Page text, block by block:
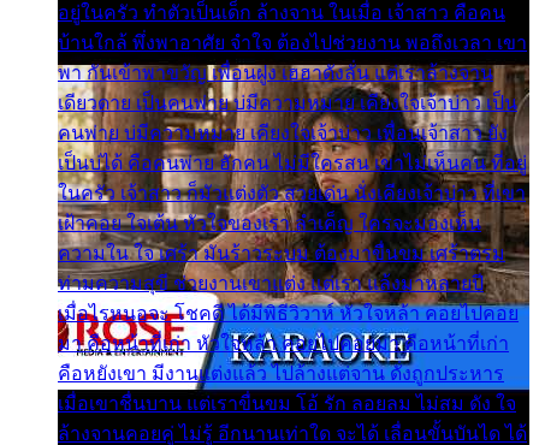
อยู่ในครัว ทำตัวเป็นเด็ก ล้างจาน ในเมื่อ เจ้าสาว คือคน
บ้านใกล้ พึ่งพาอาศัย จำใจ ต้องไปช่วยงาน พอถึงเวลา เขา
พา กันเข้าพาขวัญ เพื่อนฝูง เฮฮาดังลั่น แต่เราล้างจาน
เดียวดาย เป็นคนพ่าย บ่มีความหมาย เคียงใจเจ้าบ่าว เป็น
คนพ่าย บ่มีความหมาย เคียงใจเจ้าบ่าว เพื่อนเจ้าสาว ยัง
เป็นบ่ได้ คือคนพ่าย ฮักคน ไม่มีใครสน เขาไม่เห็นคน ที่อยู่
ในครัว เจ้าสาว ก็มัวแต่งตัว สวยเด่น นั่งเคียงเจ้าบ่าว ที่เขา
เฝ้าคอย ใจเต้น หัวใจของเรา ลำเค็ญ ใครจะมองเห็น
ความใน ใจ เศร้า มันร้าวระบม ต้องมาขื่นขม เศร้าตรม
ท่ามความสุขี ช่วยงานเขาแต่ง แต่เรา แล้งมาหลายปี
เมื่อไรหนอจะ โชคดี ได้มีพิธีวิวาห์ หัวใจหล้า คอยไปคอย
มา คือหน้าที่เก่า หัวใจหล้า คอยไปคอยมา คือหน้าที่เก่า
คือหยังเขา มีงานแต่งแล้ว ไปล้างแต่จาน ดั่งถูกประหาร
เมื่อเขาชื่นบาน แต่เราขื่นขม โอ้ รัก ลอยลม ไม่สม ดัง ใจ
ล้างจานคอยคู่ ไม่รู้ อีกนานเท่าใด จะได้ เลื่อนขั้นบันได ได้